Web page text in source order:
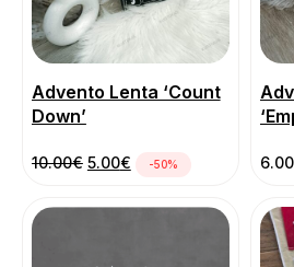
Advento Lenta ‘Count
Down’
10.00€ Pradinė kaina buvo:
5.00€Dabartinė kaina yra:
-50% 6.00